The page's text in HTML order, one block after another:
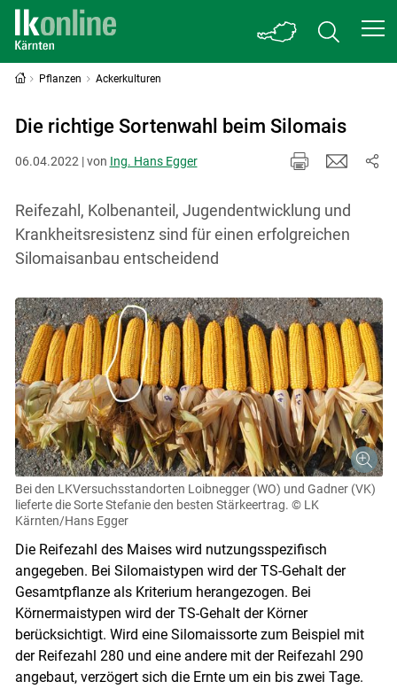
Pflanzen Ackerkulturen
Die richtige Sortenwahl beim Silomais
06.04.2022 | von Ing. Hans Egger
Reifezahl, Kolbenanteil, Jugendentwicklung und
Krankheitsresistenz sind für einen erfolgreichen
Silomaisanbau entscheidend
Bei den LK­Versuchsstandorten Loibnegger (WO) und Gadner (VK)
lieferte die Sorte Stefanie den besten Stärkeertrag. © LK
Kärnten/Hans Egger
Die Reifezahl des Maises wird nutzungsspezifisch
angegeben. Bei Silomais­typen wird der TS-Gehalt der
Gesamtpflanze als Kriterium herangezogen. Bei
Körnermaistypen wird der TS-Gehalt der Körner
berücksichtigt. Wird eine Silomaissorte zum Beispiel mit
der Reifezahl 280 und eine andere mit der Reifezahl 290
angebaut, verzögert sich die Ernte um ein bis zwei Tage.